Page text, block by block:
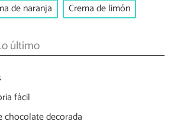
de naranja Crema de limón
último
fácil
chocolate decorada